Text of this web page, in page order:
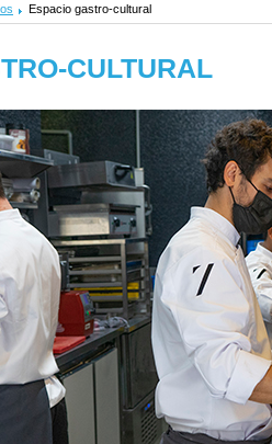
Espacio gastro-cultural
CULTURAL